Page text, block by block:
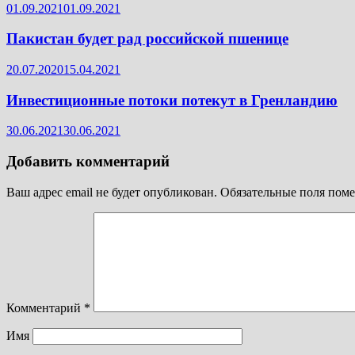
01.09.202101.09.2021
Пакистан будет рад российской пшенице
20.07.202015.04.2021
Инвестиционные потоки потекут в Гренландию
30.06.202130.06.2021
Добавить комментарий
Ваш адрес email не будет опубликован. Обязательные поля
Комментарий *
Имя